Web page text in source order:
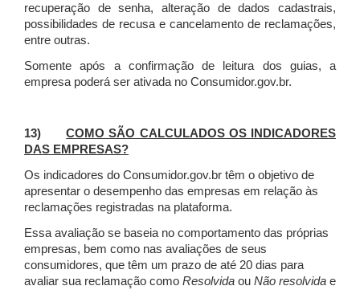
recuperação de senha, alteração de dados cadastrais,
possibilidades de recusa e cancelamento de reclamações,
entre outras.
Somente após a confirmação de leitura dos guias, a
empresa poderá ser ativada no Consumidor.gov.br.
13)COMO SÃO CALCULADOS OS INDICADORES
DAS EMPRESAS?
Os indicadores do Consumidor.gov.br têm o objetivo de
apresentar o desempenho das empresas em relação às
reclamações registradas na plataforma.
Essa avaliação se baseia no comportamento das próprias
empresas, bem como nas avaliações de seus
consumidores, que têm um prazo de até 20 dias para
avaliar sua reclamação como Resolvida ou Não resolvida e